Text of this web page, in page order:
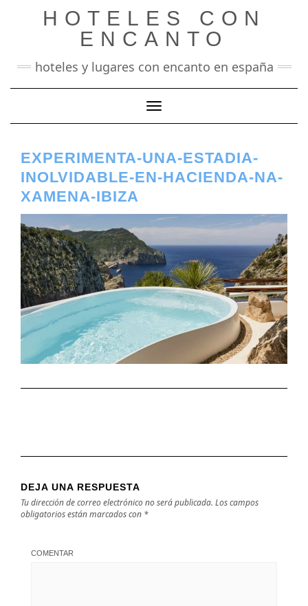
HOTELES CON
ENCANTO
hoteles y lugares con encanto en españa
Cambiar modo de navegación
EXPERIMENTA-UNA-ESTADIA-
INOLVIDABLE-EN-HACIENDA-NA-
XAMENA-IBIZA
DEJA UNA RESPUESTA
Tu dirección de correo electrónico no será publicada. Los campos
obligatorios están marcados con *
COMENTAR